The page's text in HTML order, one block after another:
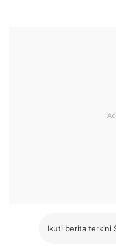
Ikuti berita terkini